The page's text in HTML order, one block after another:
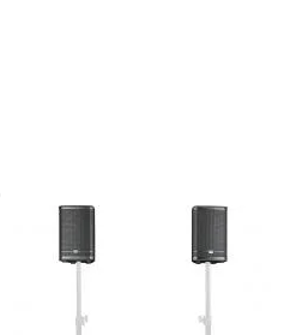
2x Devine Onyx 12A
Sustainable product
Potenza RMS
Diametro del woofer